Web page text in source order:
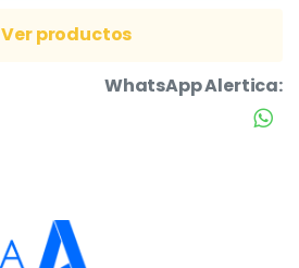
Ver productos
WhatsApp Alertica: